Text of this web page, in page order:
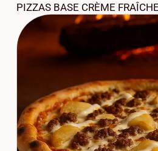
PIZZAS BASE CRÈME FRAÎCHE